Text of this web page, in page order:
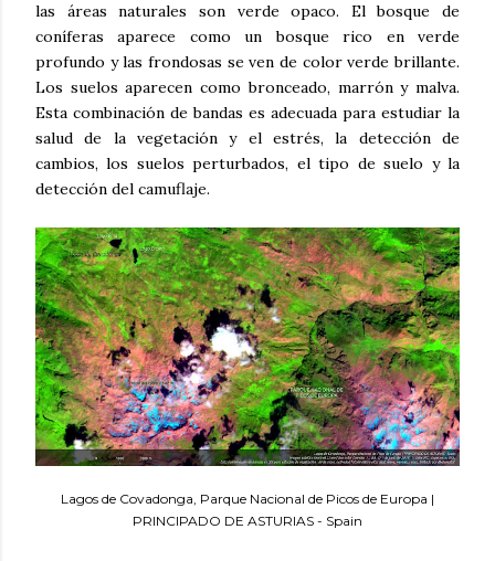
las áreas naturales son verde opaco. El bosque de
coníferas aparece como un bosque rico en verde
profundo y las frondosas se ven de color verde brillante.
Los suelos aparecen como bronceado, marrón y malva.
Esta combinación de bandas es adecuada para estudiar la
salud de la vegetación y el estrés, la detección de
cambios, los suelos perturbados, el tipo de suelo y la
detección del camuflaje.
Lagos de Covadonga, Parque Nacional de Picos de Europa |
PRINCIPADO DE ASTURIAS - Spain